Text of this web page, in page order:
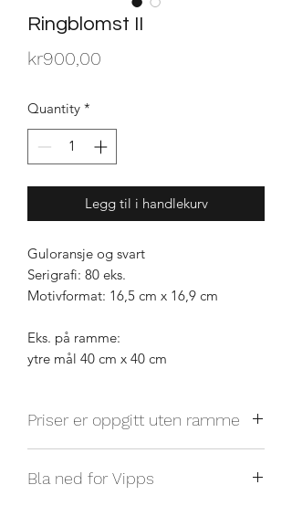
Ringblomst II
kr900,00
Quantity *
Legg til i handlekurv
Guloransje og svart
Serigrafi: 80 eks.
Motivformat: 16,5 cm x 16,9 cm
Eks. på ramme:
ytre mål 40 cm x 40 cm
Priser er oppgitt uten ramme
Bla ned for Vipps